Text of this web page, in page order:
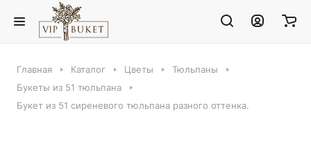
Главная Каталог Цветы
Тюльпаны
Букеты из 51 тюльпана
Букет из 51 сиреневого тюльпана разного оттенка.